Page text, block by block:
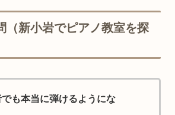
（新小岩でピアノ教室を探
も本当に弾けるようにな